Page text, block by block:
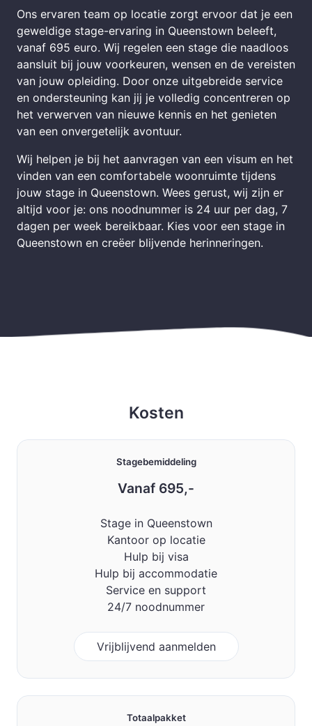
Ons ervaren team op locatie zorgt ervoor dat je een
geweldige stage-ervaring in Queenstown beleeft,
vanaf 695 euro. Wij regelen een stage die naadloos
aansluit bij jouw voorkeuren, wensen en de vereisten
van jouw opleiding. Door onze uitgebreide service
en ondersteuning kan jij je volledig concentreren op
het verwerven van nieuwe kennis en het genieten
van een onvergetelijk avontuur.
Wij helpen je bij het aanvragen van een visum en het
vinden van een comfortabele woonruimte tijdens
jouw stage in Queenstown. Wees gerust, wij zijn er
altijd voor je: ons noodnummer is 24 uur per dag, 7
dagen per week bereikbaar. Kies voor een stage in
Queenstown en creëer blijvende herinneringen.
Kosten
Stagebemiddeling
Vanaf 695,-
Stage in Queenstown
Kantoor op locatie
Hulp bij visa
Hulp bij accommodatie
Service en support
24/7 noodnummer
Vrijblijvend aanmelden
Totaalpakket